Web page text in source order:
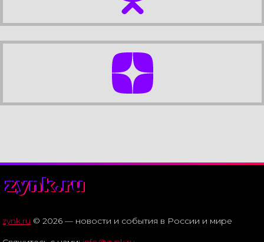
zynk.ru
zynk.ru © 2026 — новости и события в России и мире